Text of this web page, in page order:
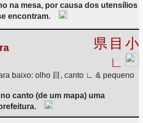
na mesa, por causa dos utensílios
encontram.
県 目 小
∟
baixo: olho 目, canto ∟ & pequeno
canto (de um mapa) uma